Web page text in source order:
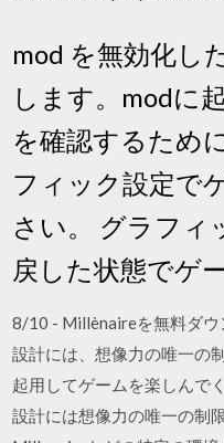
mod を無効化し
します。modに
を確認するため
フィック設定で
さい。 グラフィ
戻した状態でゲ
8/10 - Millènaireを無料ダウ
設計には、想像力の唯一の
起用してゲームを楽しんで
設計には想像力の唯一の制